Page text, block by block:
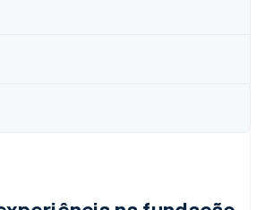
2026
está construindo a infraestrutura